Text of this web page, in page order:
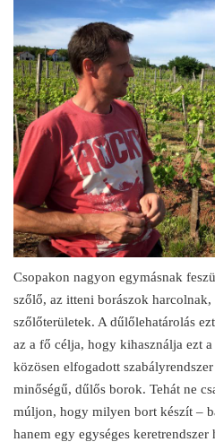
Csopakon nagyon egymásnak
szőlő, az itteni borászok
szőlőterületek. A dűlőlehatárolás
az a fő célja, hogy kihasználja ezt
közösen elfogadott
minőségű, dűlős borok. Tehát ne
múljon, hogy milyen bort készít –
hanem egy egységes